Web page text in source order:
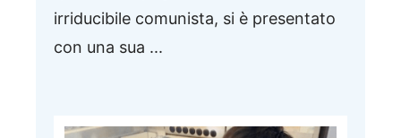
irriducibile comunista, si è presentato
con una sua ...